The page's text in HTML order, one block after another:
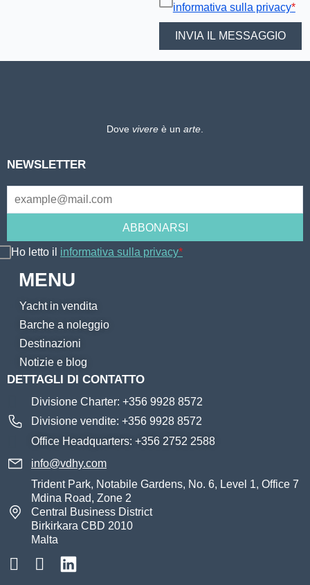
informativa sulla privacy*
Dove vivere è un arte
NEWSLETTER
Ho letto il informativa sulla privacy*
MENU
Yacht in vendita
Barche a noleggio
Destinazioni
Notizie e blog
DETTAGLI DI CONTATTO
Divisione Charter: +356 9928 8572
Divisione vendite: +356 9928 8572
Office Headquarters: +356 2752 2588
info@vdhy.com
Trident Park, Notabile Gardens, No. 6, Level 1, Office 7
Mdina Road, Zone 2
Central Business District
Birkirkara CBD 2010
Malta